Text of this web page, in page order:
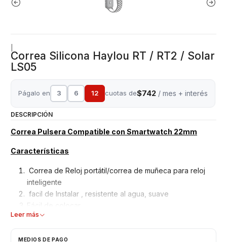
Correa Silicona Haylou RT / RT2 / Solar
LS05
Págalo en 3 6 12 cuotas de$742 / mes + interés
DESCRIPCIÓN
Correa Pulsera Compatible con Smartwatch 22mm
Características
Correa de Reloj portátil/correa de muñeca para reloj
inteligente
facil de Instalar , resistente al agua, suave
Fácil de colocar
Hecho de silicona de alta calidad, ecológico y
Cómodo de llevar
Leer más
MEDIOS DE PAGO